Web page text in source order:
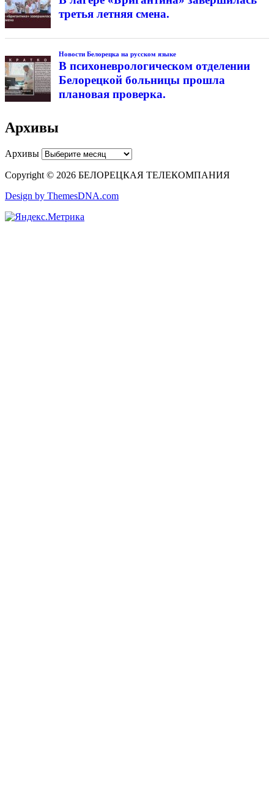
третья летняя смена.
Новости Белорецка на русском языке
В психоневрологическом отделении
Белорецкой больницы прошла
плановая проверка.
Архивы
Архивы
Copyright © 2026 БЕЛОРЕЦКАЯ ТЕЛЕКОМПАНИЯ
Design by ThemesDNA.com